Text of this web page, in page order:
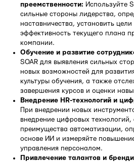
преемственности: Используйте
сильные стороны лидерства,
наставничества, установить
эффективность текущего плана
компании.
Обучение и развитие
SOAR для выявления сильных
новых возможностей для
культуры обучения, а также
завершения курсов и оценки
Внедрение HR-технологий и
При внедрении новых
внедрение цифровых технологий,
преимущества автоматизации,
основе ИИ и измеряйте
управления персоналом.
Привлечение талантов и